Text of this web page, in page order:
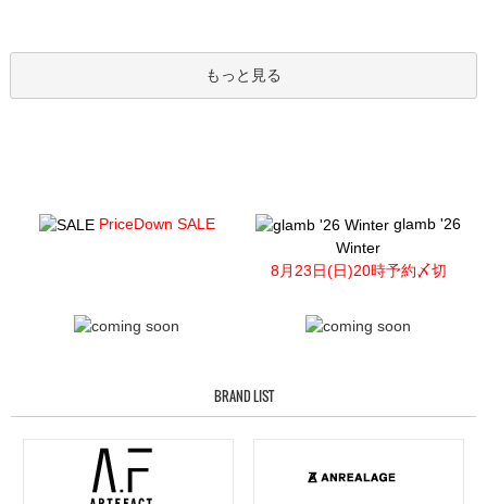
もっと見る
PriceDown SALE
glamb '26
Winter
8月23日(日)20時予約〆切
BRAND LIST